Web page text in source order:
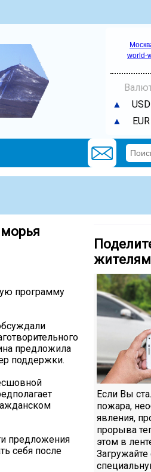
world-
▲
USD
▲
EUR
программу
предложила
поддержки.
предложения
себя после
Если Вы
пожара,
явления,
прорыва
этом в